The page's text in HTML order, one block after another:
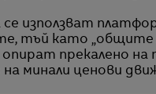
използват
тъй като
прекалено на
минали ценови